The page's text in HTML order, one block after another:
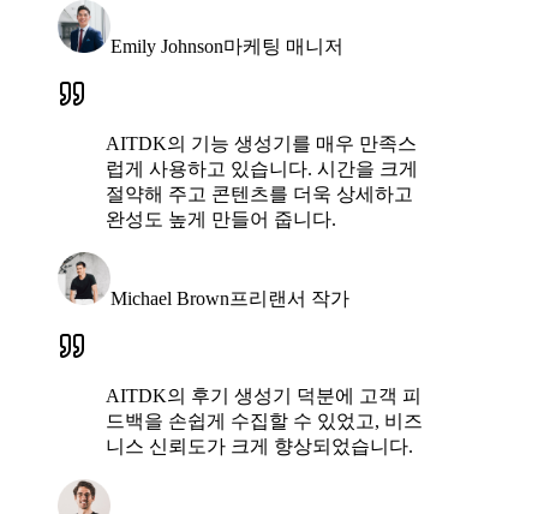
Emily Johnson마케팅 매니저
AITDK의 기능 생성기를 매우 만족스
럽게 사용하고 있습니다. 시간을 크게
절약해 주고 콘텐츠를 더욱 상세하고
완성도 높게 만들어 줍니다.
Michael Brown프리랜서 작가
AITDK의 후기 생성기 덕분에 고객 피
드백을 손쉽게 수집할 수 있었고, 비즈
니스 신뢰도가 크게 향상되었습니다.